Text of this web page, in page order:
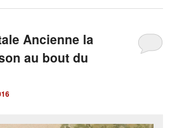
Ancienne la
au bout du